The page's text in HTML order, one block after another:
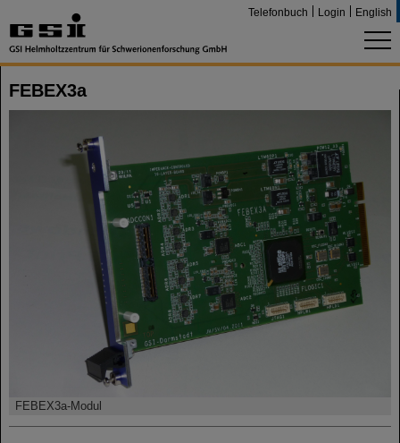
Telefonbuch Login English
FEBEX3a
FEBEX3a-Modul